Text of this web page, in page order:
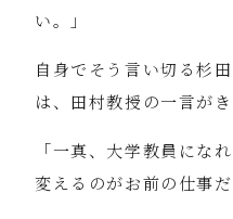
い。」
自身でそう言い切る杉
は、田村教授の一言がき
「一真、大学教員にな
変えるのがお前の仕事だ